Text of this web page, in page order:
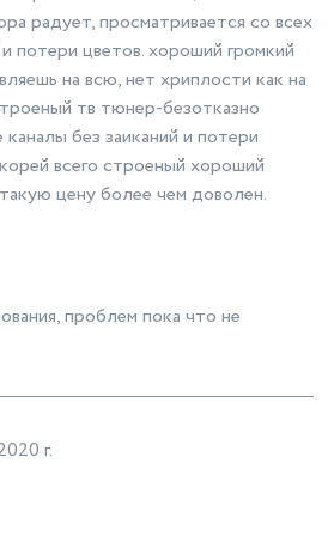
730x430x78 мм
730x473x189 мм
178°
есть
есть
радует, просматривается со всех
потери цветов. хороший громкий
на всю, нет хриплости как на
тв тюнер-безотказно
без заиканий и потери
всего строеный хороший
цену более чем доволен.
проблем пока что не
г.